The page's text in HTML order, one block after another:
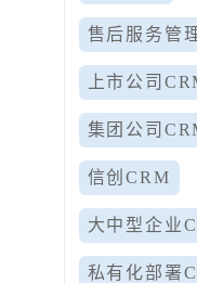
售后服务管
上市公司
集团公司
信创CRM
大中型企业
私有化部署